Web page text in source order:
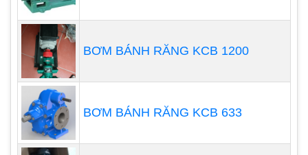
BƠM BÁNH RĂNG KCB 1200
BƠM BÁNH RĂNG KCB 633